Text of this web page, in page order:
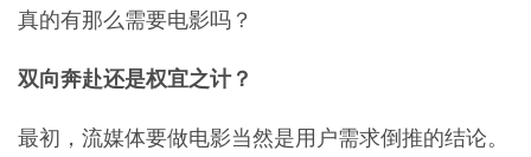
真的有那么需要电影吗？
双向奔赴还是权宜之计？
最初，流媒体要做电影当然是用户需求倒推的结论。